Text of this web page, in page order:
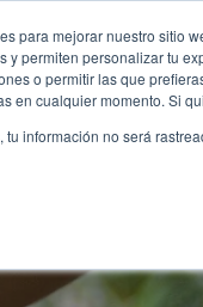
para mejorar nuestro sitio
y permiten personalizar tu
o permitir las que
en cualquier momento. Si
tu información no será
Localiza
Quiénes